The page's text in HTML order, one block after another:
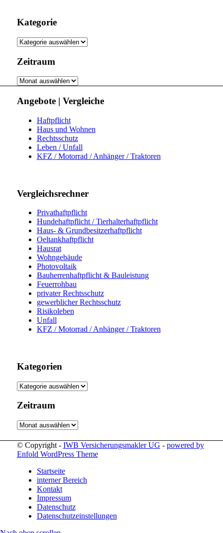
Kategorie
Kategorie
Zeitraum
Zeitraum
Angebote | Vergleiche
Haftpflicht
Haus und Wohnen
Rechtsschutz
Leben / Unfall
KFZ / Motorrad / Anhänger / Traktoren
Vergleichsrechner
Privathaftpflicht
Hundehaftpflicht / Tierhalterhaftpflicht
Haus- & Grundbesitzerhaftpflicht
Oeltankhaftpflicht
Hausrat
Wohngebäude
Photovoltaik
Bauherrenhaftpflicht & Bauleistung
Feuerrohbau
privater Rechtsschutz
gewerblicher Rechtsschutz
Risikoleben
Unfall
KFZ / Motorrad / Anhänger / Traktoren
Kategorien
Kategorien
Zeitraum
Zeitraum
© Copyright - IWB Versicherungsmakler UG - powered by
Enfold WordPress Theme
Startseite
interner Bereich
Kontakt
Impressum
Datenschutz
Datenschutzeinstellungen